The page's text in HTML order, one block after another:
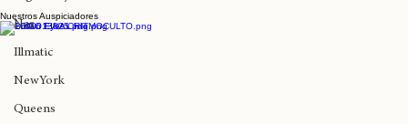
Big Daddy Kane
Nas
Illmatic
NewYork
Lauryn Hill y Erykah Badu llegan mañana